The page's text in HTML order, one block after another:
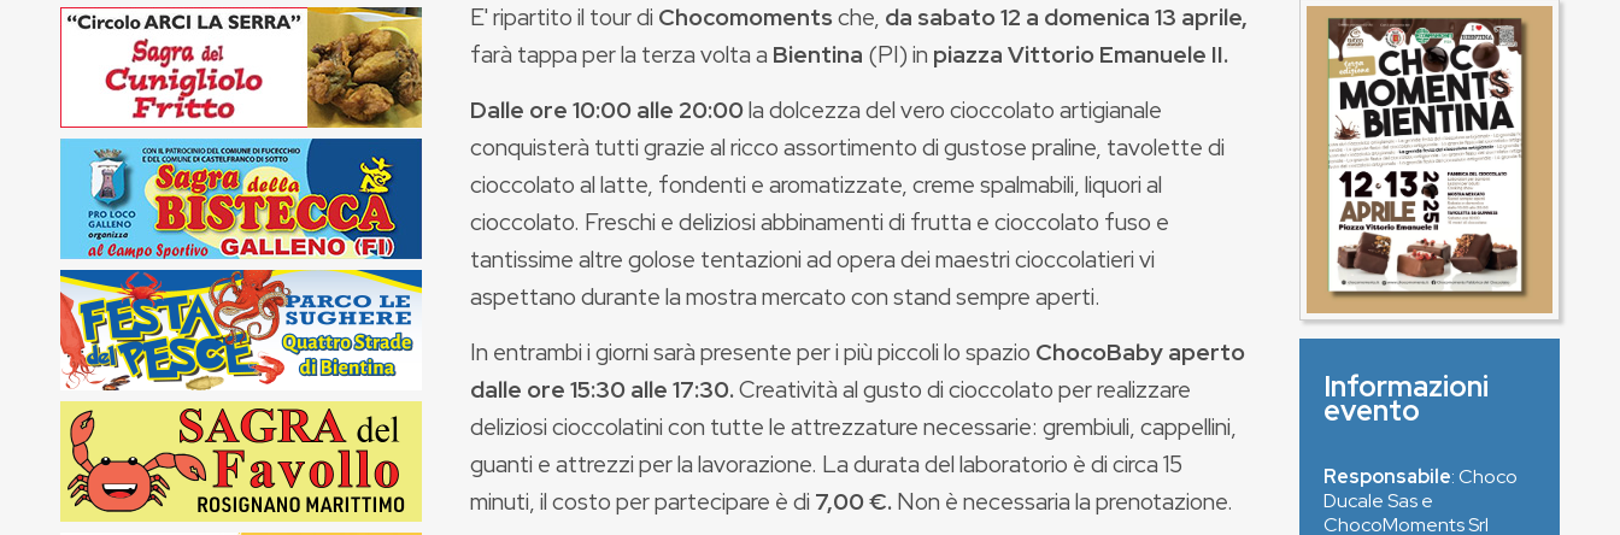
E' ripartito il tour di Chocomomentsche, da sabato 12 a domenica 13 aprile,
farà tappa per la terza volta a Bientina (PI) in piazza Vittorio Emanuele II.
Dalle ore 10:00 alle 20:00la dolcezza del vero cioccolato artigianale
conquisterà tutti grazie al ricco assortimento di gustose praline, tavolette di
cioccolato al latte, fondenti e aromatizzate, creme spalmabili, liquori al
cioccolato. Freschi e deliziosi abbinamenti di frutta e cioccolato fuso e
tantissime altre golose tentazioni ad opera dei maestri cioccolatieri vi
aspettano durante la mostra mercato con stand sempre aperti.
In entrambi i giorni sarà presente per i più piccoli lo spazio ChocoBaby aperto
dalle ore 15:30 alle 17:30.Creatività al gusto di cioccolato per realizzare
deliziosi cioccolatini con tutte le attrezzature necessarie: grembiuli, cappellini,
guanti e attrezzi per la lavorazione. La durata del laboratorio è di circa 15
minuti, il costo per partecipare è di 7,00€.Non è necessaria la prenotazione.
Informazioni
evento
Responsabile: Choco
Ducale Sas e
ChocoMoments Srl